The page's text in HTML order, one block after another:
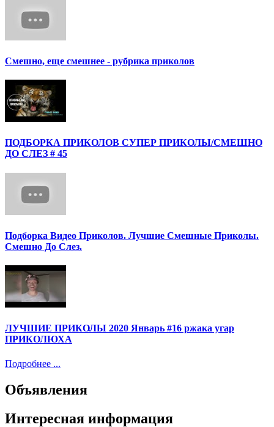
Смешно, еще смешнее - рубрика приколов
ПОДБОРКА ПРИКОЛОВ СУПЕР ПРИКОЛЫ/СМЕШНО
ДО СЛЕЗ # 45
Подборка Видео Приколов. Лучшие Смешные Приколы.
Смешно До Слез.
ЛУЧШИЕ ПРИКОЛЫ 2020 Январь #16 ржака угар
ПРИКОЛЮХА
Подробнее ...
Объявления
Интересная информация